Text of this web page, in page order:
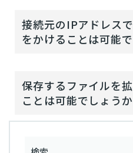
接続元のIPアドレス
をかけることは可能
保存するファイルを
ことは可能でしょうか